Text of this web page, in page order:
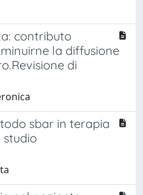
contributo
la diffusione
di
sbar in terapia